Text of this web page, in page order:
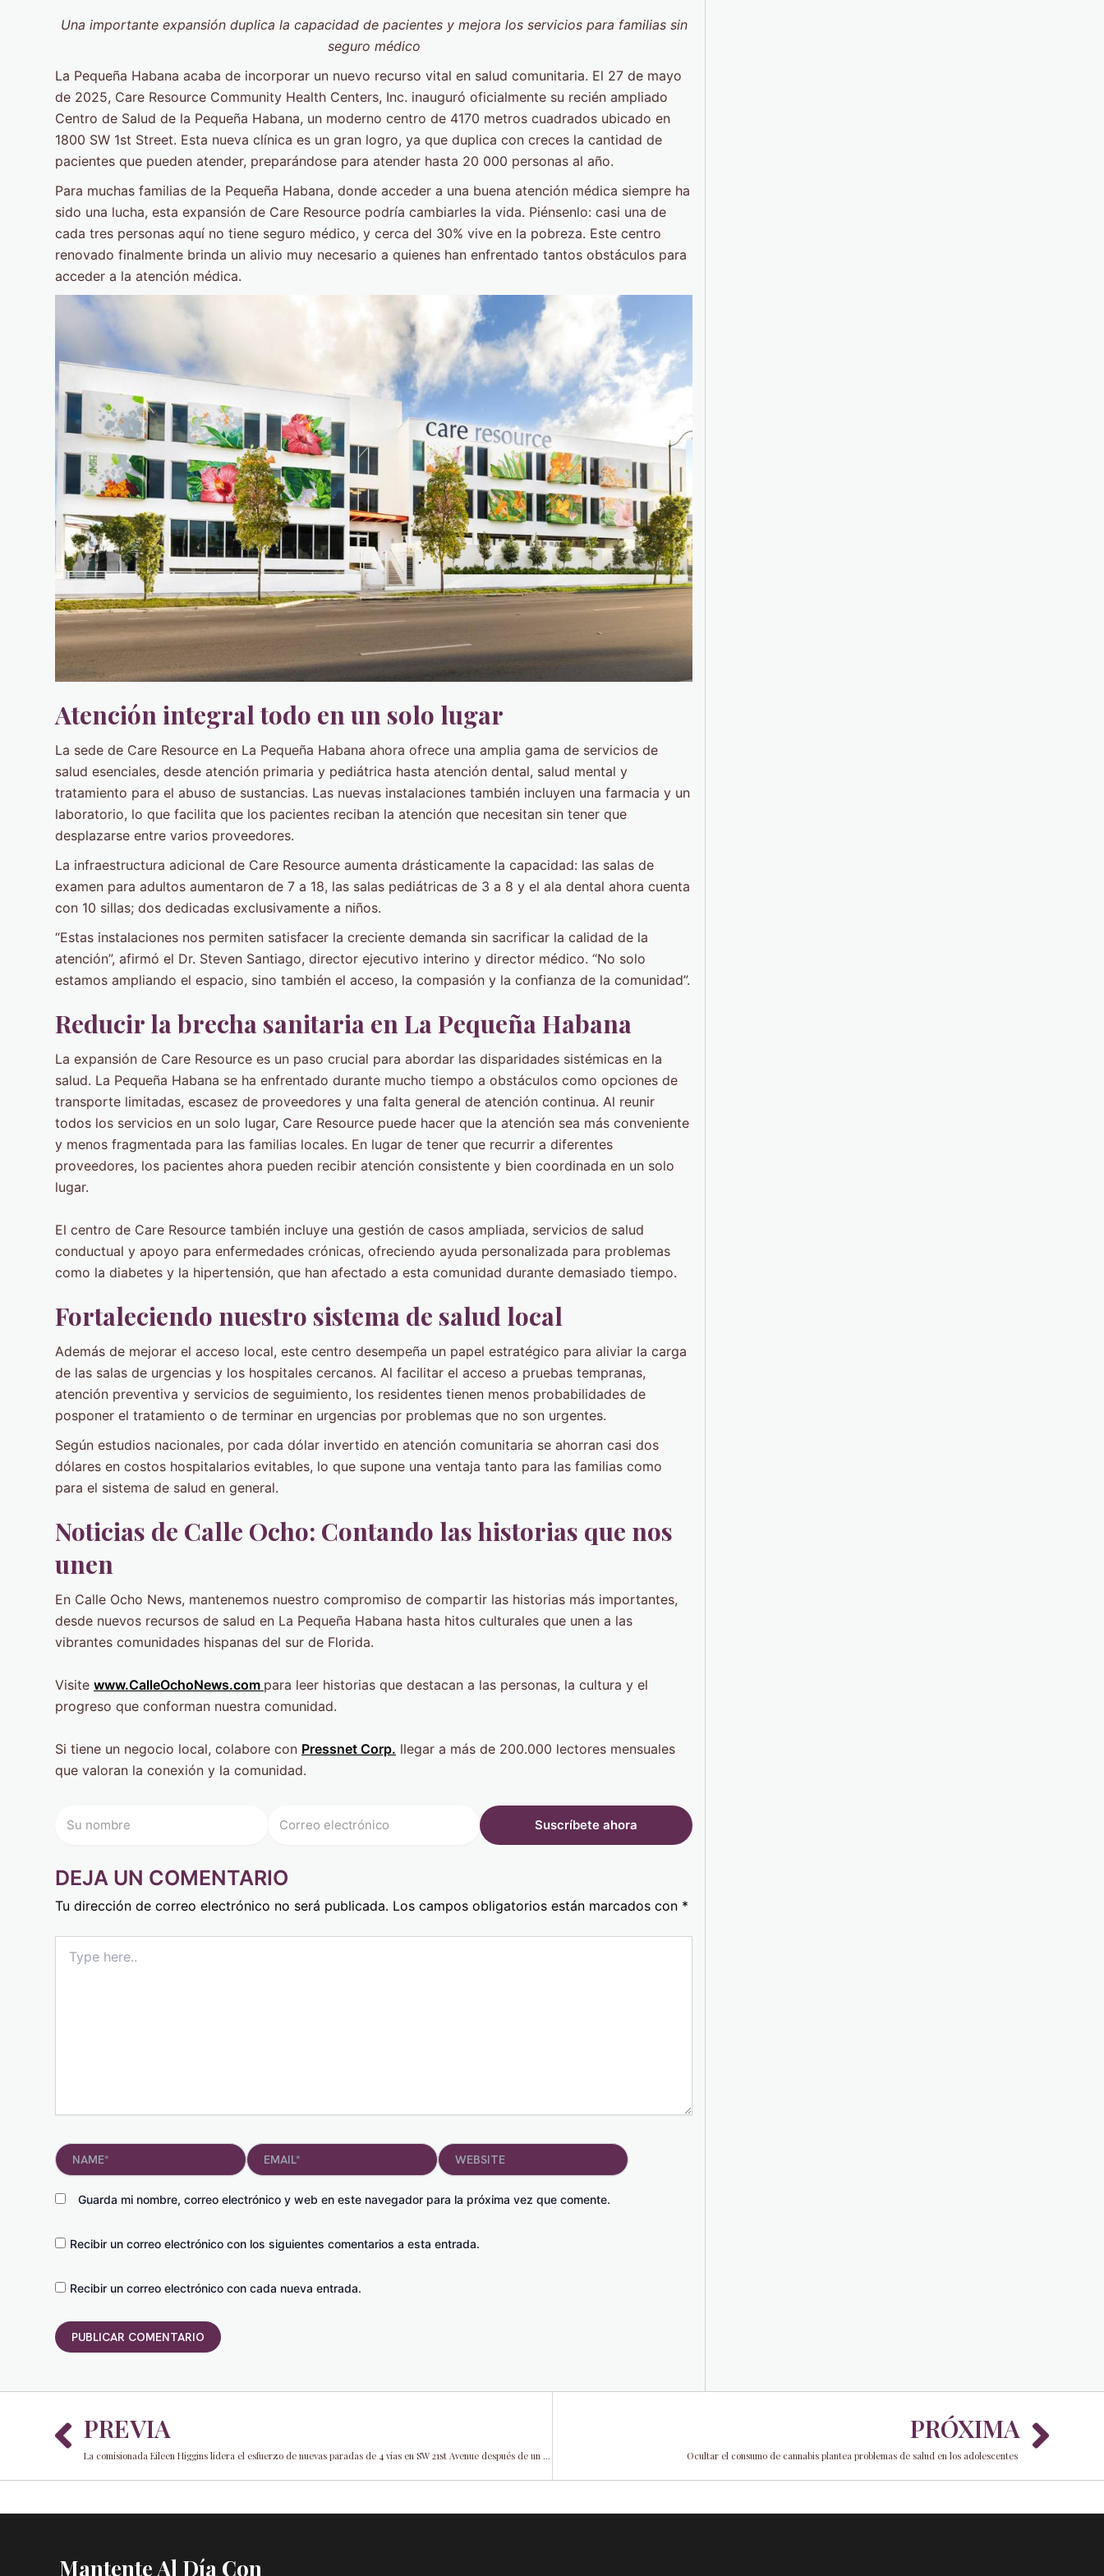
Una importante expansión duplica la capacidad de pacientes y mejora los servicios para familias sin
seguro médico
La Pequeña Habana acaba de incorporar un nuevo recurso vital en salud comunitaria. El 27 de mayo
de 2025, Care Resource Community Health Centers, Inc. inauguró oficialmente su recién ampliado
Centro de Salud de la Pequeña Habana, un moderno centro de 4170 metros cuadrados ubicado en
1800 SW 1st Street. Esta nueva clínica es un gran logro, ya que duplica con creces la cantidad de
pacientes que pueden atender, preparándose para atender hasta 20 000 personas al año.
Para muchas familias de la Pequeña Habana, donde acceder a una buena atención médica siempre ha
sido una lucha, esta expansión de Care Resource podría cambiarles la vida. Piénsenlo: casi una de
cada tres personas aquí no tiene seguro médico, y cerca del 30% vive en la pobreza. Este centro
renovado finalmente brinda un alivio muy necesario a quienes han enfrentado tantos obstáculos para
acceder a la atención médica.
Atención integral todo en un solo lugar
La sede de Care Resource en La Pequeña Habana ahora ofrece una amplia gama de servicios de
salud esenciales, desde atención primaria y pediátrica hasta atención dental, salud mental y
tratamiento para el abuso de sustancias. Las nuevas instalaciones también incluyen una farmacia y un
laboratorio, lo que facilita que los pacientes reciban la atención que necesitan sin tener que
desplazarse entre varios proveedores.
La infraestructura adicional de Care Resource aumenta drásticamente la capacidad: las salas de
examen para adultos aumentaron de 7 a 18, las salas pediátricas de 3 a 8 y el ala dental ahora cuenta
con 10 sillas; dos dedicadas exclusivamente a niños.
“Estas instalaciones nos permiten satisfacer la creciente demanda sin sacrificar la calidad de la
atención”, afirmó el Dr. Steven Santiago, director ejecutivo interino y director médico. “No solo
estamos ampliando el espacio, sino también el acceso, la compasión y la confianza de la comunidad”.
Reducir la brecha sanitaria en La Pequeña Habana
La expansión de Care Resource es un paso crucial para abordar las disparidades sistémicas en la
salud. La Pequeña Habana se ha enfrentado durante mucho tiempo a obstáculos como opciones de
transporte limitadas, escasez de proveedores y una falta general de atención continua. Al reunir
todos los servicios en un solo lugar, Care Resource puede hacer que la atención sea más conveniente
y menos fragmentada para las familias locales. En lugar de tener que recurrir a diferentes
proveedores, los pacientes ahora pueden recibir atención consistente y bien coordinada en un solo
lugar.
El centro de Care Resource también incluye una gestión de casos ampliada, servicios de salud
conductual y apoyo para enfermedades crónicas, ofreciendo ayuda personalizada para problemas
como la diabetes y la hipertensión, que han afectado a esta comunidad durante demasiado tiempo.
Fortaleciendo nuestro sistema de salud local
Además de mejorar el acceso local, este centro desempeña un papel estratégico para aliviar la carga
de las salas de urgencias y los hospitales cercanos. Al facilitar el acceso a pruebas tempranas,
atención preventiva y servicios de seguimiento, los residentes tienen menos probabilidades de
posponer el tratamiento o de terminar en urgencias por problemas que no son urgentes.
Según estudios nacionales, por cada dólar invertido en atención comunitaria se ahorran casi dos
dólares en costos hospitalarios evitables, lo que supone una ventaja tanto para las familias como
para el sistema de salud en general.
Noticias de Calle Ocho: Contando las historias que nos
unen
En Calle Ocho News, mantenemos nuestro compromiso de compartir las historias más importantes,
desde nuevos recursos de salud en La Pequeña Habana hasta hitos culturales que unen a las
vibrantes comunidades hispanas del sur de Florida.
Visite www.CalleOchoNews.com para leer historias que destacan a las personas, la cultura y el
progreso que conforman nuestra comunidad.
Si tiene un negocio local, colabore con Pressnet Corp. llegar a más de 200.000 lectores mensuales
que valoran la conexión y la comunidad.
DEJA UN COMENTARIO
Tu dirección de correo electrónico no será publicada. Los campos obligatorios están marcados con *
here..
Name* Email*
Guarda mi nombre, correo electrónico y web en este navegador para la próxima vez que comente.
Website
Recibir un correo electrónico con los siguientes comentarios a esta entrada.
Recibir un correo electrónico con cada nueva entrada.
Prev
PREVIA
La comisionada Eileen Higgins lidera el esfuerzo de nuevas paradas de 4 vías en SW 21st Avenue después de un accidente fatal
PRÓXIMA
Ocultar el consumo de cannabis plantea problemas de salud en los adolescentes
Mantente Al Día Con